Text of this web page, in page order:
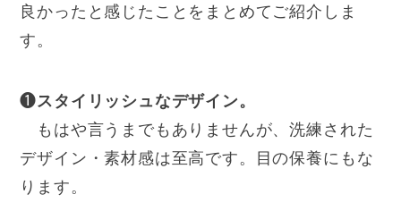
良かったと感じたことをまとめてご紹介しま
す。
❶スタイリッシュなデザイン。
もはや言うまでもありませんが、洗練された
デザイン・素材感は至高です。目の保養にもな
ります。